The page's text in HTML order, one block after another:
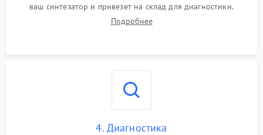
ваш синтезатор и привезет на склад для диагностики.
Подробнее
4. Диагностика